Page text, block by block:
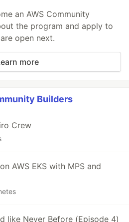
an AWS Community
the program and apply to
open next.
more
Builders
Crew
AWS EKS with MPS and
like Never Before (Episode 4)